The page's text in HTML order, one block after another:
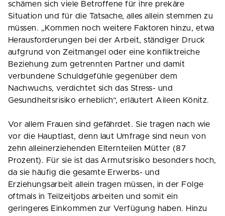
schämen sich viele Betroffene für ihre prekäre
Situation und für die Tatsache, alles allein stemmen zu
müssen. „Kommen noch weitere Faktoren hinzu, etwa
Herausforderungen bei der Arbeit, ständiger Druck
aufgrund von Zeitmangel oder eine konfliktreiche
Beziehung zum getrennten Partner und damit
verbundene Schuldgefühle gegenüber dem
Nachwuchs, verdichtet sich das Stress- und
Gesundheitsrisiko erheblich“, erläutert Aileen Könitz.
Vor allem Frauen sind gefährdet. Sie tragen nach wie
vor die Hauptlast, denn laut Umfrage sind neun von
zehn alleinerziehenden Elternteilen Mütter (87
Prozent). Für sie ist das Armutsrisiko besonders hoch,
da sie häufig die gesamte Erwerbs- und
Erziehungsarbeit allein tragen müssen, in der Folge
oftmals in Teilzeitjobs arbeiten und somit ein
geringeres Einkommen zur Verfügung haben. Hinzu